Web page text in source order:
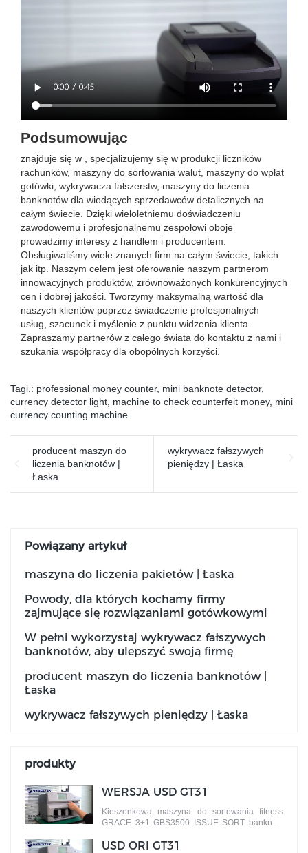
Podsumowując
znajduje się w , specjalizujemy się w produkcji liczników
rachunków, maszyny do sortowania walut, maszyny do wpłat
gotówki, wykrywacza fałszerstw, maszyny do liczenia
banknotów dla wiodących sprzedawców detalicznych na
całym świecie. Dzięki wieloletniemu doświadczeniu
zawodowemu i profesjonalnemu zespołowi oboje
prowadzimy interesy z handlem i producentem.
Obsługiwaliśmy wiele znanych firm na całym świecie, takich
jak itp. Naszym celem jest oferowanie naszym partnerom
innowacyjnych produktów, zrównoważonych konkurencyjnych
cen i dobrej jakości. Tworzymy maksymalną wartość dla
naszych klientów poprzez świadczenie profesjonalnych
usług, szacunek i myślenie z punktu widzenia klienta.
Zapraszamy partnerów z całego świata do kontaktu z nami i
szukania współpracy dla obopólnych korzyści.
Tagi.: professional money counter, mini banknote detector,
currency detector light machine to check counterfeit money, mini
currency counting machine
producent maszyn do
liczenia banknotów |
Łaska
wykrywacz fałszywych
pieniędzy | Łaska
Powiązany artykuł
maszyna do liczenia pakietów | Łaska
Powody, dla których kochamy firmy
zajmujące się rozwiązaniami gotówkowymi
W pełni wykorzystaj wykrywacz fałszywych
banknotów, aby ulepszyć swoją firmę
producent maszyn do liczenia banknotów |
Łaska
wykrywacz fałszywych pieniędzy | Łaska
produkty
WERSJA USD GT31
Kieszonkowa maszyna do sortowania fitness
GRACE 3+1 GBS3500 ISSUE SORT banknoty
USD ORI GT31